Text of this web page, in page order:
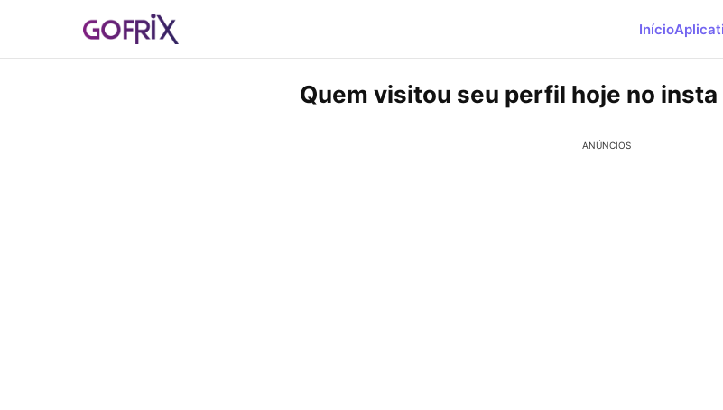
Início
Quem visitou seu perfil hoje no insta
ANÚNCIOS